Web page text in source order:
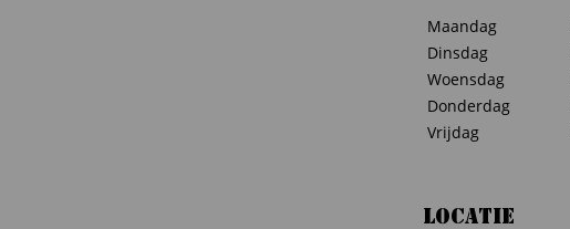
Maandag
Dinsdag
Woensdag
Donderdag
Vrijdag
Locatie